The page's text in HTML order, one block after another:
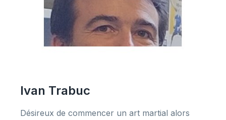
Ivan Trabuc
Désireux de commencer un art martial alors